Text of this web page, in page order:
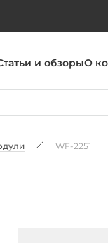
и обзорыО
WF-2251